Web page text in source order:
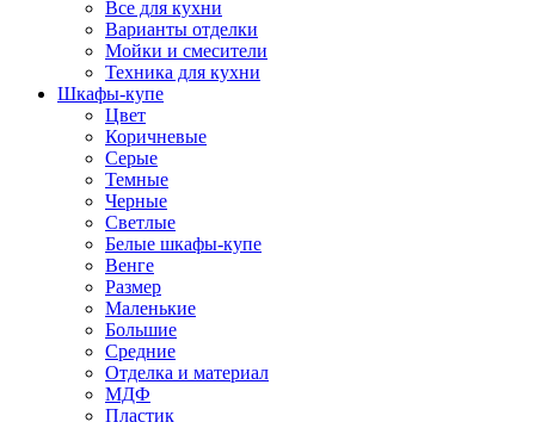
Все для кухни
Варианты отделки
Мойки и смесители
Техника для кухни
Шкафы-купе
Цвет
Коричневые
Серые
Темные
Черные
Светлые
Белые шкафы-купе
Венге
Размер
Маленькие
Большие
Средние
Отделка и материал
МДФ
Пластик